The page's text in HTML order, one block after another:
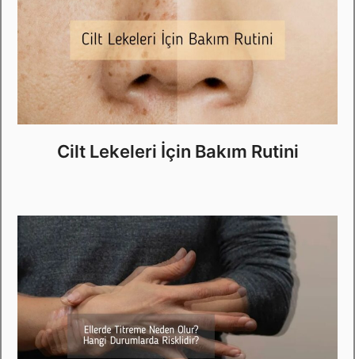
Cilt Lekeleri İçin Bakım Rutini